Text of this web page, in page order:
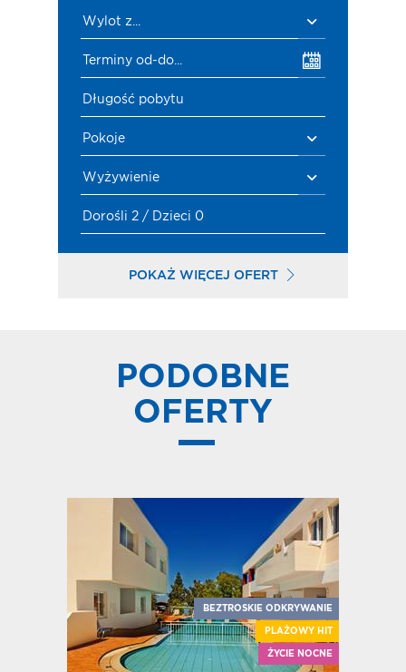
Wylot z...
Terminy od-do...
Długość pobytu
Pokoje
Wyżywienie
Dorośli 2 / Dzieci 0
POKAŻ WIĘCEJ OFERT
PODOBNE
OFERTY
BEZTROSKIE ODKRYWANIE
PLAŻOWY HIT
ŻYCIE NOCNE